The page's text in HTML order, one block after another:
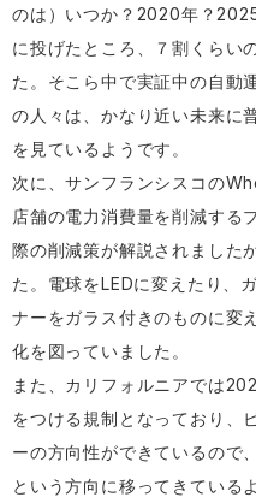
のは）いつか？2020年？
に投げたところ、７割くらい
た。そこら中で実証中の自動
の人々は、かなり近い未来に
を見ているようです。
次に、サンフランシスコの
店舗の電力消費量を削減する
際の削減策が解説されました
た。電球をLEDに変えたり、
ナーをガラス付きのものに変
化を図っていました。
また、カリフォルニアでは
をつける規制となっており、
ーの方向性ができているので
という方向に移ってきている